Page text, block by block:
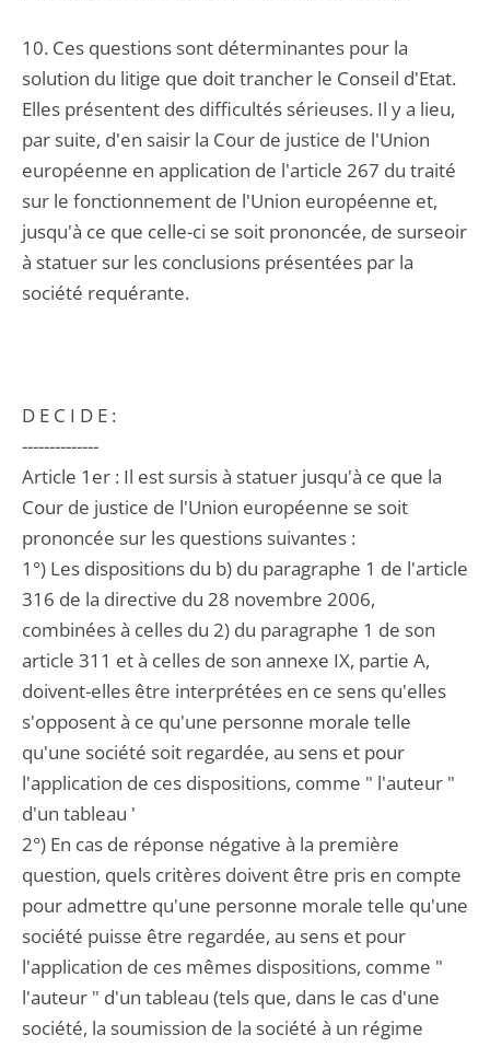
10. Ces questions sont déterminantes pour la
solution du litige que doit trancher le Conseil d'Etat.
Elles présentent des difficultés sérieuses. Il y a lieu,
par suite, d'en saisir la Cour de justice de l'Union
européenne en application de l'article 267 du traité
sur le fonctionnement de l'Union européenne et,
jusqu'à ce que celle-ci se soit prononcée, de surseoir
à statuer sur les conclusions présentées par la
société requérante.
D E C I D E :
--------------
Article 1er : Il est sursis à statuer jusqu'à ce que la
Cour de justice de l'Union européenne se soit
prononcée sur les questions suivantes :
1°) Les dispositions du b) du paragraphe 1 de l'article
316 de la directive du 28 novembre 2006,
combinées à celles du 2) du paragraphe 1 de son
article 311 et à celles de son annexe IX, partie A,
doivent-elles être interprétées en ce sens qu'elles
s'opposent à ce qu'une personne morale telle
qu'une société soit regardée, au sens et pour
l'application de ces dispositions, comme " l'auteur "
d'un tableau '
2°) En cas de réponse négative à la première
question, quels critères doivent être pris en compte
pour admettre qu'une personne morale telle qu'une
société puisse être regardée, au sens et pour
l'application de ces mêmes dispositions, comme "
l'auteur " d'un tableau (tels que, dans le cas d'une
société, la soumission de la société à un régime